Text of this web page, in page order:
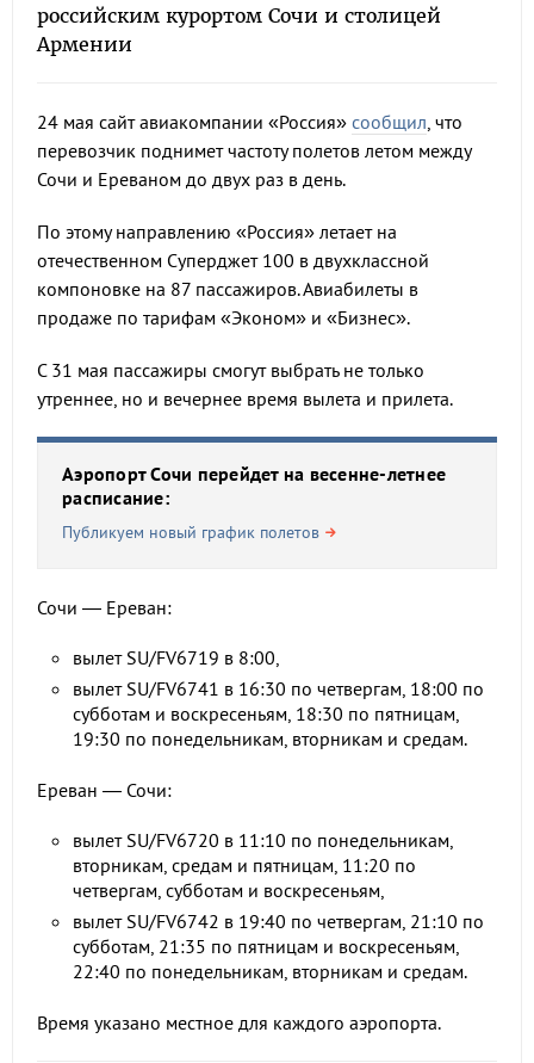
российским курортом Сочи и столицей
Армении
24 мая сайт авиакомпании «Россия» сообщил, что
перевозчик поднимет частоту полетов летом между
Сочи и Ереваном до двух раз в день.
По этому направлению «Россия» летает на
отечественном Суперджет 100 в двухклассной
компоновке на 87 пассажиров. Авиабилеты в
продаже по тарифам «Эконом» и «Бизнес».
С 31 мая пассажиры смогут выбрать не только
утреннее, но и вечернее время вылета и прилета.
Аэропорт Сочи перейдет на весенне-летнее
расписание:
Публикуем новый график полетов
Сочи — Ереван:
вылет SU/FV6719 в 8:00,
вылет SU/FV6741 в 16:30 по четвергам, 18:00 по
субботам и воскресеньям, 18:30 по пятницам,
19:30 по понедельникам, вторникам и средам.
Ереван — Сочи:
вылет SU/FV6720 в 11:10 по понедельникам,
вторникам, средам и пятницам, 11:20 по
четвергам, субботам и воскресеньям,
вылет SU/FV6742 в 19:40 по четвергам, 21:10 по
субботам, 21:35 по пятницам и воскресеньям,
22:40 по понедельникам, вторникам и средам.
Время указано местное для каждого аэропорта.